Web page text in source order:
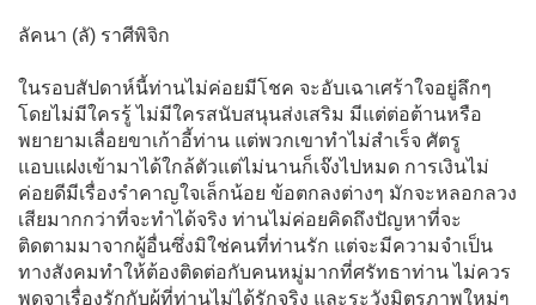
ลัคนา (ลั) ราศีพิจิก
ในรอบสัปดาห์นี้ท่านไม่ค่อยมีโชค จะอับเฉาเศร้าใจอยู่ลึกๆ
โดยไม่มีใครรู้ ไม่มีใครสนับสนุนส่งเสริม มีแต่ต่อต้านหรือ
พยายามเลื่อยขาเก้าอี้ท่าน แต่พวกเขาทำไม่สำเร็จ ศัตรู
แอบแฝงเข้ามาได้ใกล้ตัวแต่ไม่นานก็เจ๊งไปหมด การเงินไม่
ค่อยดีมีเรื่องรำคาญใจเล็กน้อย ข้อตกลงต่างๆ มักจะหลอกลวง
เสียมากกว่าที่จะทำได้จริง ท่านไม่ค่อยคิดถึงปัญหาที่จะ
ติดตามมาจากผู้อื่นซึ่งมิใช่คนที่ท่านรัก แต่จะมีความจำเป็น
ทางสังคมทำให้ต้องติดต่อกับคนหมู่มากที่ศรัทธาท่าน ไม่ควร
พูดจาเรื่องรักกับผู้ที่ท่านไม่ได้รักจริง และระวังมิตรภาพใหม่ๆ